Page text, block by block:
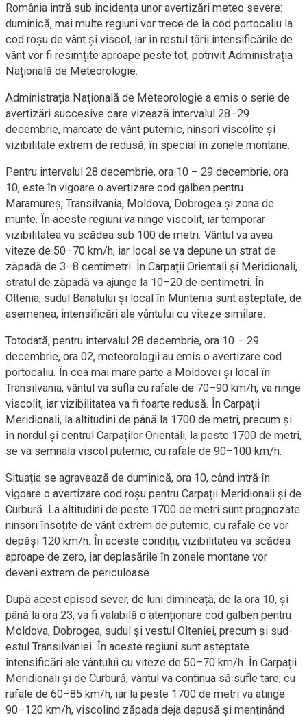
România intră sub incidența unor avertizări meteo severe:
duminică, mai multe regiuni vor trece de la cod portocaliu la
cod roșu de vânt și viscol, iar în restul țării intensificările de
vânt vor fi resimțite aproape peste tot, potrivit Administrația
Națională de Meteorologie.
Administrația Națională de Meteorologie a emis o serie de
avertizări succesive care vizează intervalul 28–29
decembrie, marcate de vânt puternic, ninsori viscolite și
vizibilitate extrem de redusă, în special în zonele montane.
Pentru intervalul 28 decembrie, ora 10 – 29 decembrie, ora
10, este în vigoare o avertizare cod galben pentru
Maramureș, Transilvania, Moldova, Dobrogea și zona de
munte. În aceste regiuni va ninge viscolit, iar temporar
vizibilitatea va scădea sub 100 de metri. Vântul va avea
viteze de 50–70 km/h, iar local se va depune un strat de
zăpadă de 3–8 centimetri. În Carpații Orientali și Meridionali,
stratul de zăpadă va ajunge la 10–20 de centimetri. În
Oltenia, sudul Banatului și local în Muntenia sunt așteptate, de
asemenea, intensificări ale vântului cu viteze similare.
Totodată, pentru intervalul 28 decembrie, ora 10 – 29
decembrie, ora 02, meteorologii au emis o avertizare cod
portocaliu. În cea mai mare parte a Moldovei și local în
Transilvania, vântul va sufla cu rafale de 70–90 km/h, va ninge
viscolit, iar vizibilitatea va fi foarte redusă. În Carpații
Meridionali, la altitudini de până la 1700 de metri, precum și
în nordul și centrul Carpaților Orientali, la peste 1700 de metri,
se va semnala viscol puternic, cu rafale de 90–100 km/h.
Situația se agravează de duminică, ora 10, când intră în
vigoare o avertizare cod roșu pentru Carpații Meridionali și de
Curbură. La altitudini de peste 1700 de metri sunt prognozate
ninsori însoțite de vânt extrem de puternic, cu rafale ce vor
depăși 120 km/h. În aceste condiții, vizibilitatea va scădea
aproape de zero, iar deplasările în zonele montane vor
deveni extrem de periculoase.
După acest episod sever, de luni dimineață, de la ora 10, și
până la ora 23, va fi valabilă o atenționare cod galben pentru
Moldova, Dobrogea, sudul și vestul Olteniei, precum și sud-
estul Transilvaniei. În aceste regiuni sunt așteptate
intensificări ale vântului cu viteze de 50–70 km/h. În Carpații
Meridionali și de Curbură, vântul va continua să sufle tare, cu
rafale de 60–85 km/h, iar la peste 1700 de metri va atinge
90–120 km/h, viscolind zăpada deja depusă și menținând